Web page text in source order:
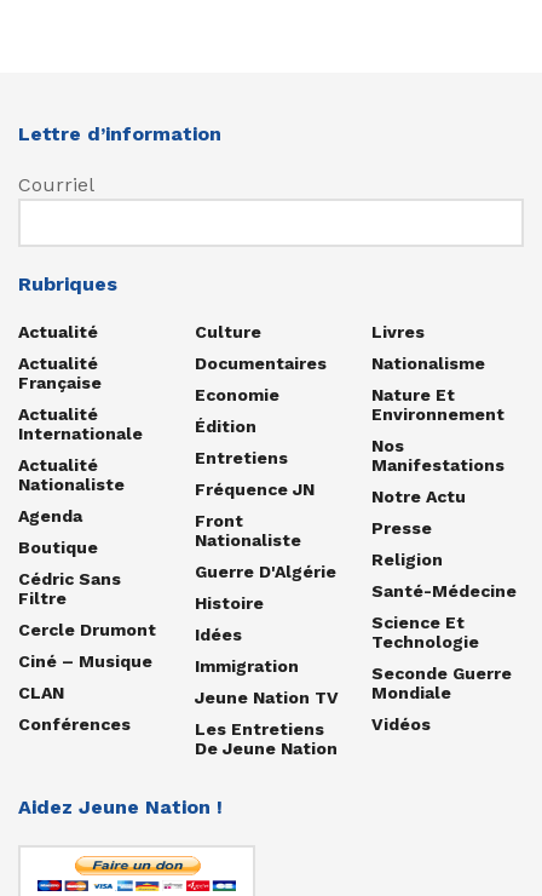
Lettre d’information
Courriel
Rubriques
Actualité
Actualité
Française
Actualité
Internationale
Actualité
Nationaliste
Agenda
Boutique
Cédric Sans
Filtre
Cercle Drumont
Ciné – Musique
CLAN
Conférences
Culture
Documentaires
Economie
Édition
Entretiens
Fréquence JN
Front
Nationaliste
Guerre D'Algérie
Histoire
Idées
Immigration
Jeune Nation TV
Les Entretiens
De Jeune Nation
Livres
Nationalisme
Nature Et
Environnement
Nos
Manifestations
Notre Actu
Presse
Religion
Santé-Médecine
Science Et
Technologie
Seconde Guerre
Mondiale
Vidéos
Aidez Jeune Nation !